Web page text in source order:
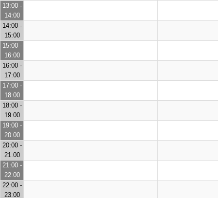
13:00 -
14:00
14:00 -
15:00
15:00 -
16:00
16:00 -
17:00
17:00 -
18:00
18:00 -
19:00
19:00 -
20:00
20:00 -
21:00
21:00 -
22:00
22:00 -
23:00